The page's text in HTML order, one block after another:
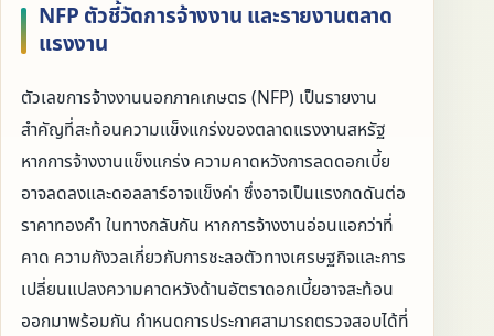
NFP ตัวชี้วัดการจ้างงาน และรายงานตลาด
แรงงาน
ตัวเลขการจ้างงานนอกภาคเกษตร (NFP) เป็นรายงาน
สำคัญที่สะท้อนความแข็งแกร่งของตลาดแรงงานสหรัฐ
หากการจ้างงานแข็งแกร่ง ความคาดหวังการลดดอกเบี้ย
อาจลดลงและดอลลาร์อาจแข็งค่า ซึ่งอาจเป็นแรงกดดันต่อ
ราคาทองคำ ในทางกลับกัน หากการจ้างงานอ่อนแอกว่าที่
คาด ความกังวลเกี่ยวกับการชะลอตัวทางเศรษฐกิจและการ
เปลี่ยนแปลงความคาดหวังด้านอัตราดอกเบี้ยอาจสะท้อน
ออกมาพร้อมกัน กำหนดการประกาศสามารถตรวจสอบได้ที่